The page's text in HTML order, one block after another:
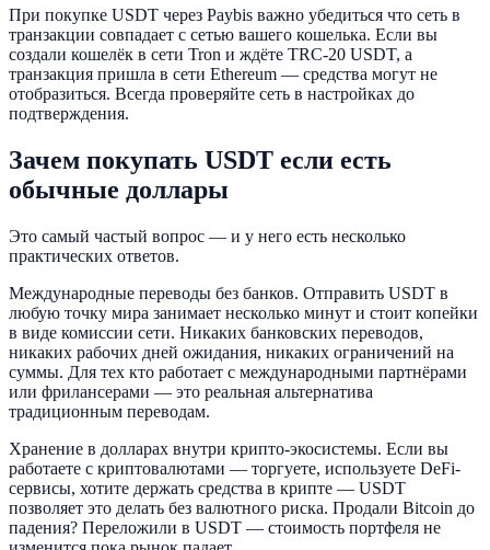
При покупке USDT через Paybis важно убедиться что сеть в
транзакции совпадает с сетью вашего кошелька. Если вы
создали кошелёк в сети Tron и ждёте TRC-20 USDT, а
транзакция пришла в сети Ethereum — средства могут не
отобразиться. Всегда проверяйте сеть в настройках до
подтверждения.
Зачем покупать USDT если есть
обычные доллары
Это самый частый вопрос — и у него есть несколько
практических ответов.
Международные переводы без банков. Отправить USDT в
любую точку мира занимает несколько минут и стоит копейки
в виде комиссии сети. Никаких банковских переводов,
никаких рабочих дней ожидания, никаких ограничений на
суммы. Для тех кто работает с международными партнёрами
или фрилансерами — это реальная альтернатива
традиционным переводам.
Хранение в долларах внутри крипто-экосистемы. Если вы
работаете с криптовалютами — торгуете, используете DeFi-
сервисы, хотите держать средства в крипте — USDT
позволяет это делать без валютного риска. Продали Bitcoin до
падения? Переложили в USDT — стоимость портфеля не